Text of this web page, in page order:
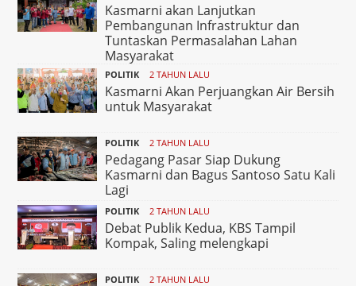
Kasmarni akan Lanjutkan
Pembangunan Infrastruktur dan
Tuntaskan Permasalahan Lahan
Masyarakat
POLITIK 2 TAHUN LALU
Kasmarni Akan Perjuangkan Air Bersih
untuk Masyarakat
POLITIK 2 TAHUN LALU
Pedagang Pasar Siap Dukung
Kasmarni dan Bagus Santoso Satu Kali
Lagi
POLITIK 2 TAHUN LALU
Debat Publik Kedua, KBS Tampil
Kompak, Saling melengkapi
POLITIK 2 TAHUN LALU